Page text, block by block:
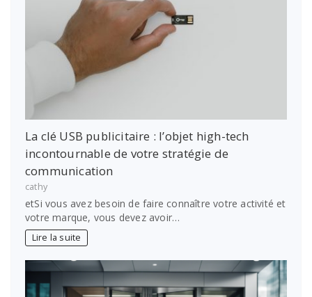
La clé USB publicitaire : l’objet high-tech
incontournable de votre stratégie de
communication
cathy
etSi vous avez besoin de faire connaître votre activité et
votre marque, vous devez avoir…
Lire la suite